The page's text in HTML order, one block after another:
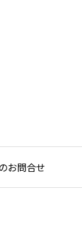
お問合せ